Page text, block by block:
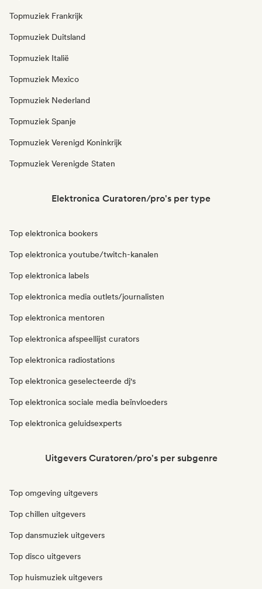
Topmuziek Frankrijk
Topmuziek Duitsland
Topmuziek Italië
Topmuziek Mexico
Topmuziek Nederland
Topmuziek Spanje
Topmuziek Verenigd Koninkrijk
Topmuziek Verenigde Staten
Elektronica Curatoren/pro's per type
Top elektronica bookers
Top elektronica youtube/twitch-kanalen
Top elektronica labels
Top elektronica media outlets/journalisten
Top elektronica mentoren
Top elektronica afspeellijst curators
Top elektronica radiostations
Top elektronica geselecteerde dj's
Top elektronica sociale media beïnvloeders
Top elektronica geluidsexperts
Uitgevers Curatoren/pro's per subgenre
Top omgeving uitgevers
Top chillen uitgevers
Top dansmuziek uitgevers
Top disco uitgevers
Top huismuziek uitgevers